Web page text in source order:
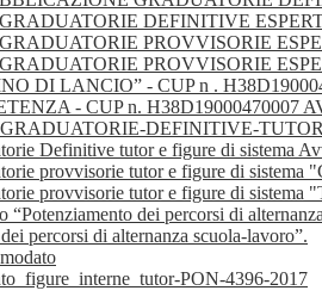
DEFINITIVE
PROVVISORIE
PROVVISORIE
DI LANCIO” - CUP n .
- CUP n. H38D19000470007
DEFINITIVE-
Definitive tutor e figure di sistema
provvisorie tutor e figure di sistema
provvisorie tutor e figure di sistema
“Potenziamento dei percorsi di
percorsi di alternanza scuola-lavoro”.
PON-4396-2017